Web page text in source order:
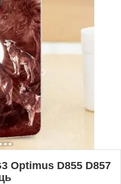
Optimus D855 D857